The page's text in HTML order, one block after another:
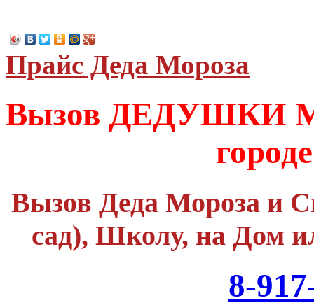
Прайс Деда Мороза
Вызов ДЕДУШКИ
Вызов Деда Мороза и
сад), Школу, на Дом
8-